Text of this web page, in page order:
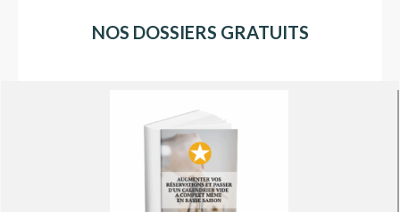
NOS DOSSIERS GRATUITS